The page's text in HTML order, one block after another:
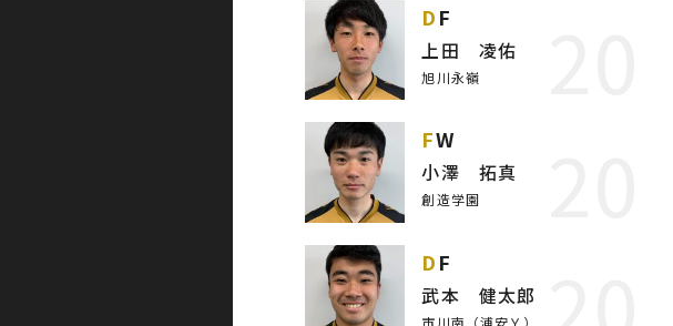
DF
上田 凌佑
旭川永嶺
FW
小澤 拓真
創造学園
DF
武本 健太郎
市川南（浦安Ｙ）